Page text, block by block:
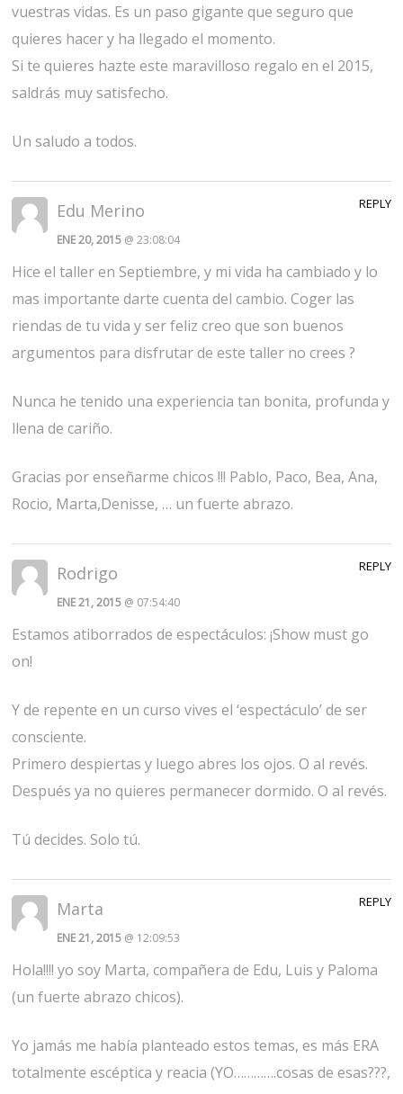
vuestras vidas. Es un paso gigante que seguro que
quieres hacer y ha llegado el momento.
Si te quieres hazte este maravilloso regalo en el 2015,
saldrás muy satisfecho.
Un saludo a todos.
Edu Merino
ENE 20, 2015 @ 23:08:04
Hice el taller en Septiembre, y mi vida ha cambiado y lo
mas importante darte cuenta del cambio. Coger las
riendas de tu vida y ser feliz creo que son buenos
argumentos para disfrutar de este taller no crees ?
Nunca he tenido una experiencia tan bonita, profunda y
llena de cariño.
Gracias por enseñarme chicos !!! Pablo, Paco, Bea, Ana,
Rocio, Marta,Denisse, … un fuerte abrazo.
REPLY
Rodrigo
ENE 21, 2015 @ 07:54:40
Estamos atiborrados de espectáculos: ¡Show must go
on!
Y de repente en un curso vives el ‘espectáculo’ de ser
consciente.
Primero despiertas y luego abres los ojos. O al revés.
Después ya no quieres permanecer dormido. O al revés.
Tú decides. Solo tú.
REPLY
Marta
ENE 21, 2015 @ 12:09:53
Hola!!!! yo soy Marta, compañera de Edu, Luis y Paloma
(un fuerte abrazo chicos).
Yo jamás me había planteado estos temas, es más ERA
totalmente escéptica y reacia (YO………….cosas de esas???,
REPLY